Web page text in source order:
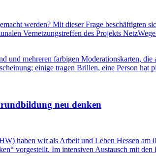
werden? Mit dieser Frage beschäftigten
Vernetzungstreffen des Projekts
neu denken
haben wir als Arbeit und Leben Hessen
vorgestellt. Im intensiven Austausch mit